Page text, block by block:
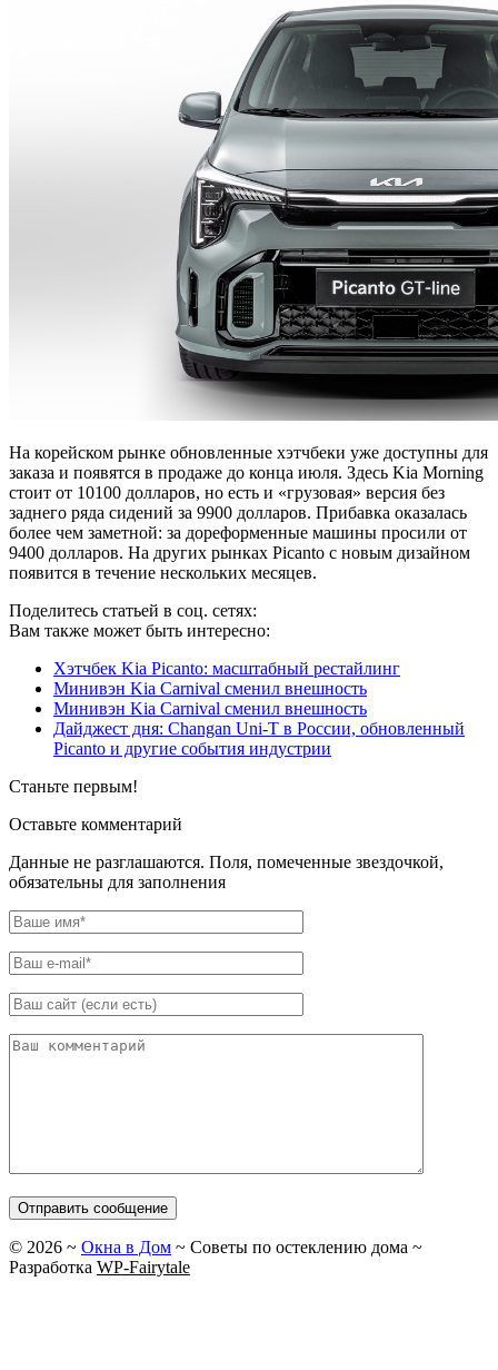
На корейском рынке обновленные хэтчбеки уже доступны для
заказа и появятся в продаже до конца июля. Здесь Kia Morning
стоит от 10100 долларов, но есть и «грузовая» версия без
заднего ряда сидений за 9900 долларов. Прибавка оказалась
более чем заметной: за дореформенные машины просили от
9400 долларов. На других рынках Picanto с новым дизайном
появится в течение нескольких месяцев.
Поделитесь статьей в соц. сетях:
Вам также может быть интересно:
Хэтчбек Kia Picanto: масштабный рестайлинг
Минивэн Kia Carnival сменил внешность
Минивэн Kia Carnival сменил внешность
Дайджест дня: Changan Uni-T в России, обновленный
Picanto и другие события индустрии
Станьте первым!
Оставьте комментарий
Данные не разглашаются. Поля, помеченные звездочкой,
обязательны для заполнения
© 2026 ~ Окна в Дом ~ Советы по остеклению дома ~
Разработка WP-Fairytale